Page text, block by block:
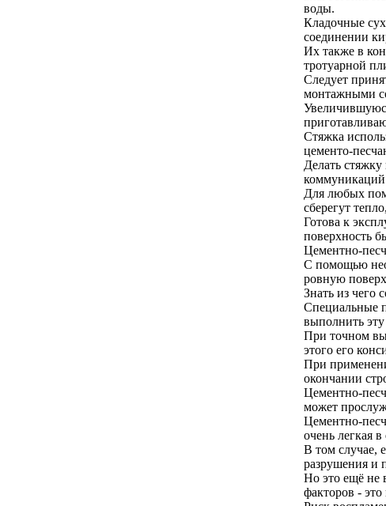
воды.
Кладочные
соединении
Их также в
тротуарной
Следует
монтажными
Стяжка
цементо-
Делать
Для любых
сберегут
Готова к
поверхность
Цементно-
С помощью
ровную
Знать из чего
Специальные
выполнить
При точном
этого его
При
окончании
Цементно-
может
Цементно-
очень легкая
В том случае,
разрушения и
Но это ещё не
факторов -